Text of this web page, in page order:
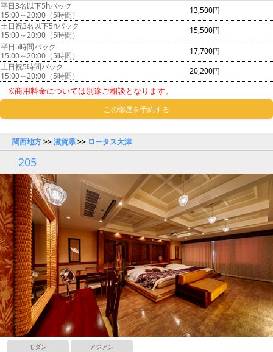
平日3名以下5hパック
15:00～20:00（5時間）
13,500円
土日祝3名以下5hパック
15:00～20:00（5時間）
15,500円
平日5時間パック
15:00～20:00（5時間）
17,700円
土日祝5時間パック
15:00～20:00（5時間）
20,200円
※商用料金については別途ご相談となります。
この部屋を予約する
関西地方>>滋賀県>> ロータス大津
205
モダン アジアン